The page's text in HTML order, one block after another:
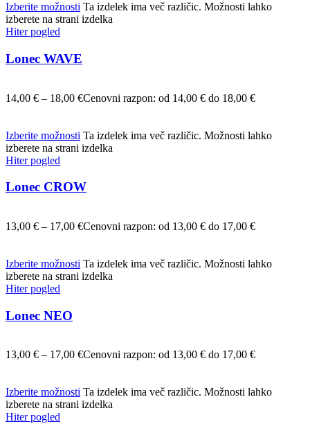
Izberite možnosti Ta izdelek ima več različic. Možnosti lahko
izberete na strani izdelka
Hiter pogled
Lonec WAVE
14,00 € – 18,00 €Cenovni razpon: od 14,00 € do 18,00 €
Izberite možnosti Ta izdelek ima več različic. Možnosti lahko
izberete na strani izdelka
Hiter pogled
Lonec CROW
13,00 € – 17,00 €Cenovni razpon: od 13,00 € do 17,00 €
Izberite možnosti Ta izdelek ima več različic. Možnosti lahko
izberete na strani izdelka
Hiter pogled
Lonec NEO
13,00 € – 17,00 €Cenovni razpon: od 13,00 € do 17,00 €
Izberite možnosti Ta izdelek ima več različic. Možnosti lahko
izberete na strani izdelka
Hiter pogled